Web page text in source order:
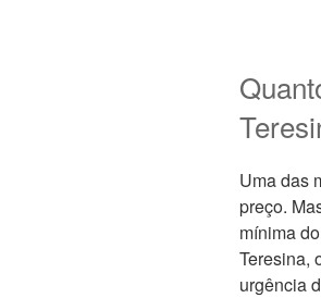
Uma das
preço.
mínima
Teresina,
urgência